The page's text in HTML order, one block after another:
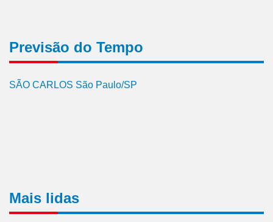
Previsão do Tempo
SÃO CARLOS São Paulo/SP
Mais lidas